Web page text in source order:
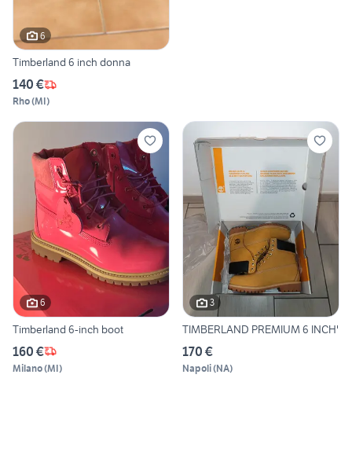
6
Timberland 6 inch donna
140 €
Rho(MI)
6
Timberland 6-inch boot
160 €
Milano(MI)
3
TIMBERLAND PREMIUM 6 INCH'
170 €
Napoli(NA)